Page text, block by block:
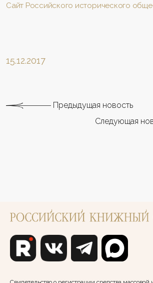
Сайт Российского исторического
15.12.2017
Предыдущая новость
Следующая